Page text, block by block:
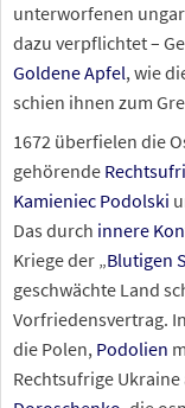
unterworfenen
dazu verpflichtet –
Goldene Apfel, wie
schien ihnen zum
1672 überfielen die
gehörende
Kamieniec Podolski
Das durch innere
Kriege der „Blutigen
geschwächte Land
Vorfriedensvertrag.
die Polen, Podolien
Rechtsufrige Ukraine